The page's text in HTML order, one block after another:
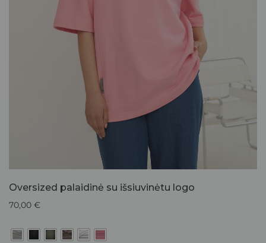
Oversized palaidinė su išsiuvinėtu logo
70,00 €